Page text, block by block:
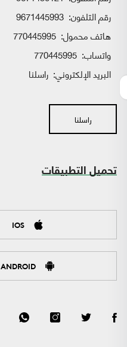
رقم التلفون: 9671445993
هاتف محمول: 770445995
واتساب:
البريد الإلكتروني: راسلنا
راسلنا
تحميل التطبيقات
IOS
ANDROID